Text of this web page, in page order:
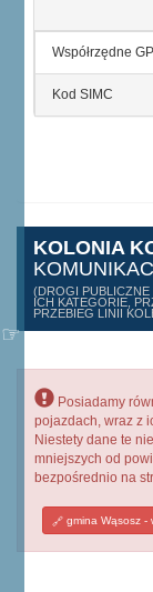
Współrzędne
Kod SIMC
KOLONIA
(DROGI PUBLICZNE
ICH KATEGORIE,
PRZEBIEG LINII
Posiadamy
pojazdach, wraz z
Niestety dane te
mniejszych od
bezpośrednio na
gmina Wąsosz -